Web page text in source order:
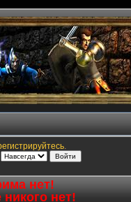
.
нет!
нет!